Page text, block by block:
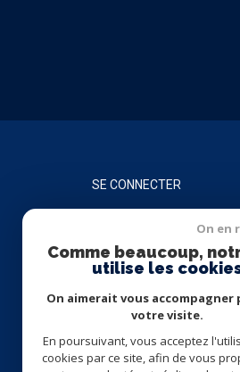
SE CONNECTER
ESPACE PROPRIÉTAIRE
On en
Comme beaucoup,
utilise les
On aimerait vous accompagner
votre visite.
En poursuivant, vous acceptez
cookies par ce site, afin de vous